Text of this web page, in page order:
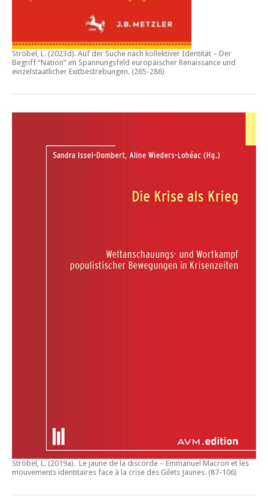
Ströbel, L. (2023d). Auf der Suche nach kollektiver Identität – Der
Begriff “Nation” im Spannungsfeld europäischer Renaissance und
einzelstaatlicher Exitbestrebungen. (265-286)
Ströbel, L. (2019a). Le jaune de la discorde – Emmanuel Macron et les
mouvements identitaires face à la crise des Gilets Jaunes. (87-106)